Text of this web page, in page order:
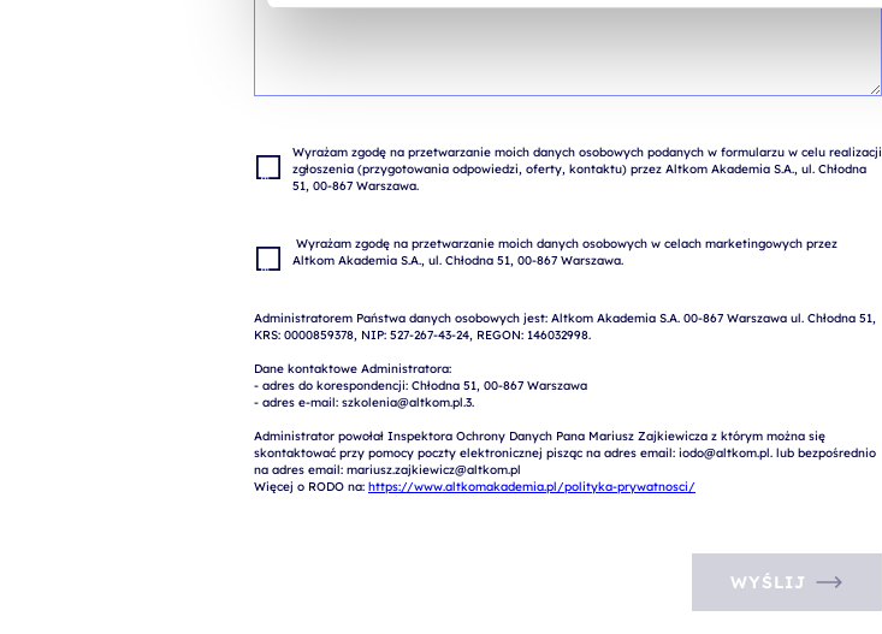
Wyrażam zgodę na przetwarzanie moich danych osobowych podanych w formularzu w celu realizacji
zgłoszenia (przygotowania odpowiedzi, oferty, kontaktu) przez Altkom Akademia S.A., ul. Chłodna
Administratorem Państwa danych osobowych jest: Altkom Akademia S.A. 00-867 Warszawa ul. Chłodna 51,
KRS: 0000859378, NIP: 527-267-43-24, REGON: 146032998.
Dane kontaktowe Administratora:
- adres do korespondencji: Chłodna 51, 00-867 Warszawa
- adres e-mail: szkolenia@altkom.pl.3.
Administrator powołał Inspektora Ochrony Danych Pana Mariusz Zajkiewicza z którym można się
skontaktować przy pomocy poczty elektronicznej pisząc na adres email: iodo@altkom.pl. lub bezpośrednio
na adres email: mariusz.zajkiewicz@altkom.pl
Więcej o RODO na: https://www.altkomakademia.pl/polityka-prywatnosci/
WYŚLIJ